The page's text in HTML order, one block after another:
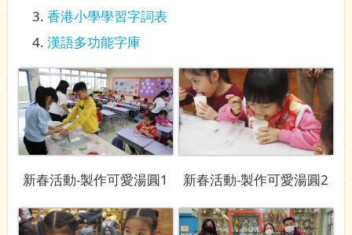
香港小學學習字詞表
漢語多功能字庫
新春活動-製作可愛湯圓1 新春活動-製作可愛湯圓2